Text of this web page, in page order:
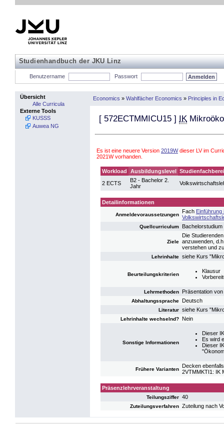
Studienhandbuch der JKU Linz
Benutzername Passwort
Übersicht
Alle Curricula
Externe Tools
KUSSS
Auwea NG
Economics » Wahlfächer Economics » Principles in
[ 572ECTMMICU15 ] IK
Es ist eine neuere Version 2019Wdieser LV im
2021W vorhanden.
Workload Ausbildungslevel
2 ECTS
B2 - Bachelor 2.
Jahr
Detailinformationen
Anmeldevoraussetzungen
Fach
Quellcurriculum
Ziele
Die
anzuwenden,
verstehen und
Lehrinhalte siehe Kurs
Beurteilungskriterien
Klausur
Lehrmethoden Präsentation
Abhaltungssprache Deutsch
Literatur siehe Kurs
Lehrinhalte wechselnd? Nein
Sonstige Informationen
Dieser
Es wird
Dieser
Frühere Varianten
Decken
2VTMMKTI1: IK
Präsenzlehrveranstaltung
Teilungsziffer 40
Zuteilungsverfahren Zuteilung nach